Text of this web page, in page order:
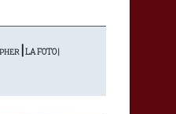
|LA FOTO |